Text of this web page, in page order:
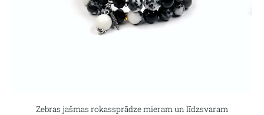
Zebras jašmas rokassprādze mieram un līdzsvaram